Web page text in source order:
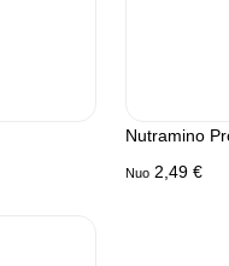
Nutramino
Nuo 2,49 €